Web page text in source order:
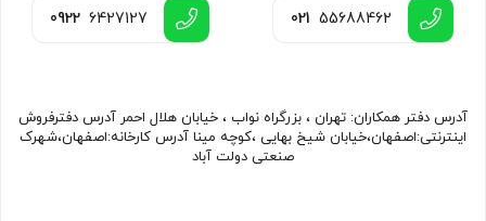
021 55688462
0922 6427127
آدرس دفتر همکاران: تهران ، بزرگراه نواب ، خیابان هلال احمر آدرس دفترفروش
اینترنتی:اصفهان،خیابان شیخ بهایی ،کوچه مینا آدرس کارخانه:اصفهان،شهرک
صنعتی دولت آباد